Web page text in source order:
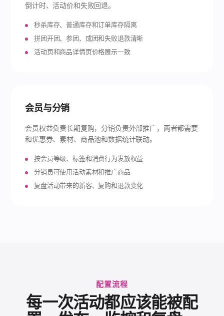
倒计时、活动价和失败回退。
秒杀库存、普通库存和订单库存隔离
拼团开团、参团、成团和失败退款清晰
活动页和商品详情页价格展示一致
会员与分销
会员权益负责长期复购，分销负责外部推广，两者都需要
和优惠券、素材、商品池和数据统计联动。
按会员等级、标签和消费行为发放权益
分销员可使用活动素材和推广商品
复盘活动带来的新客、复购和退款变化
配置流程
每一次活动都应该能被配